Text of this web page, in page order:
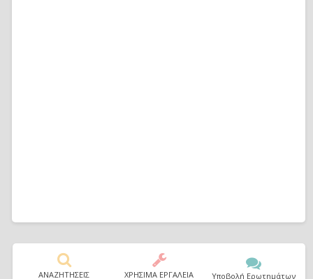
ΑΝΑΖΗΤΗΣΕΙΣ ΧΡΗΣΙΜΑ ΕΡΓΑΛΕΙΑ Υποβολή Ερωτημάτων